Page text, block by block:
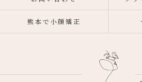
熊本で小顔矯正